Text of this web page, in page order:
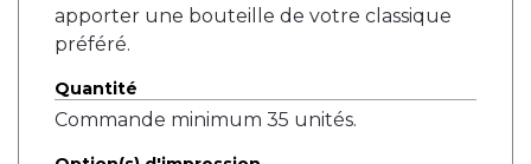
apporter une bouteille de votre classique
préféré.
Quantité
Commande minimum 35 unités.